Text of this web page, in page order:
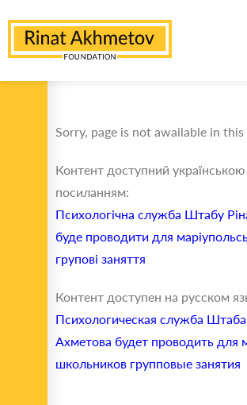
Sorry, page is not awailable in this
Контент доступний
посиланням:
Психологічна служба Штабу
буде проводити для
групові заняття
Контент доступен на русском
Психологическая служба
Ахметова будет проводить для
школьников групповые занятия